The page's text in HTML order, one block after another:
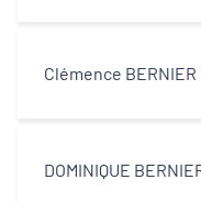
Clémence BERNIER
DOMINIQUE